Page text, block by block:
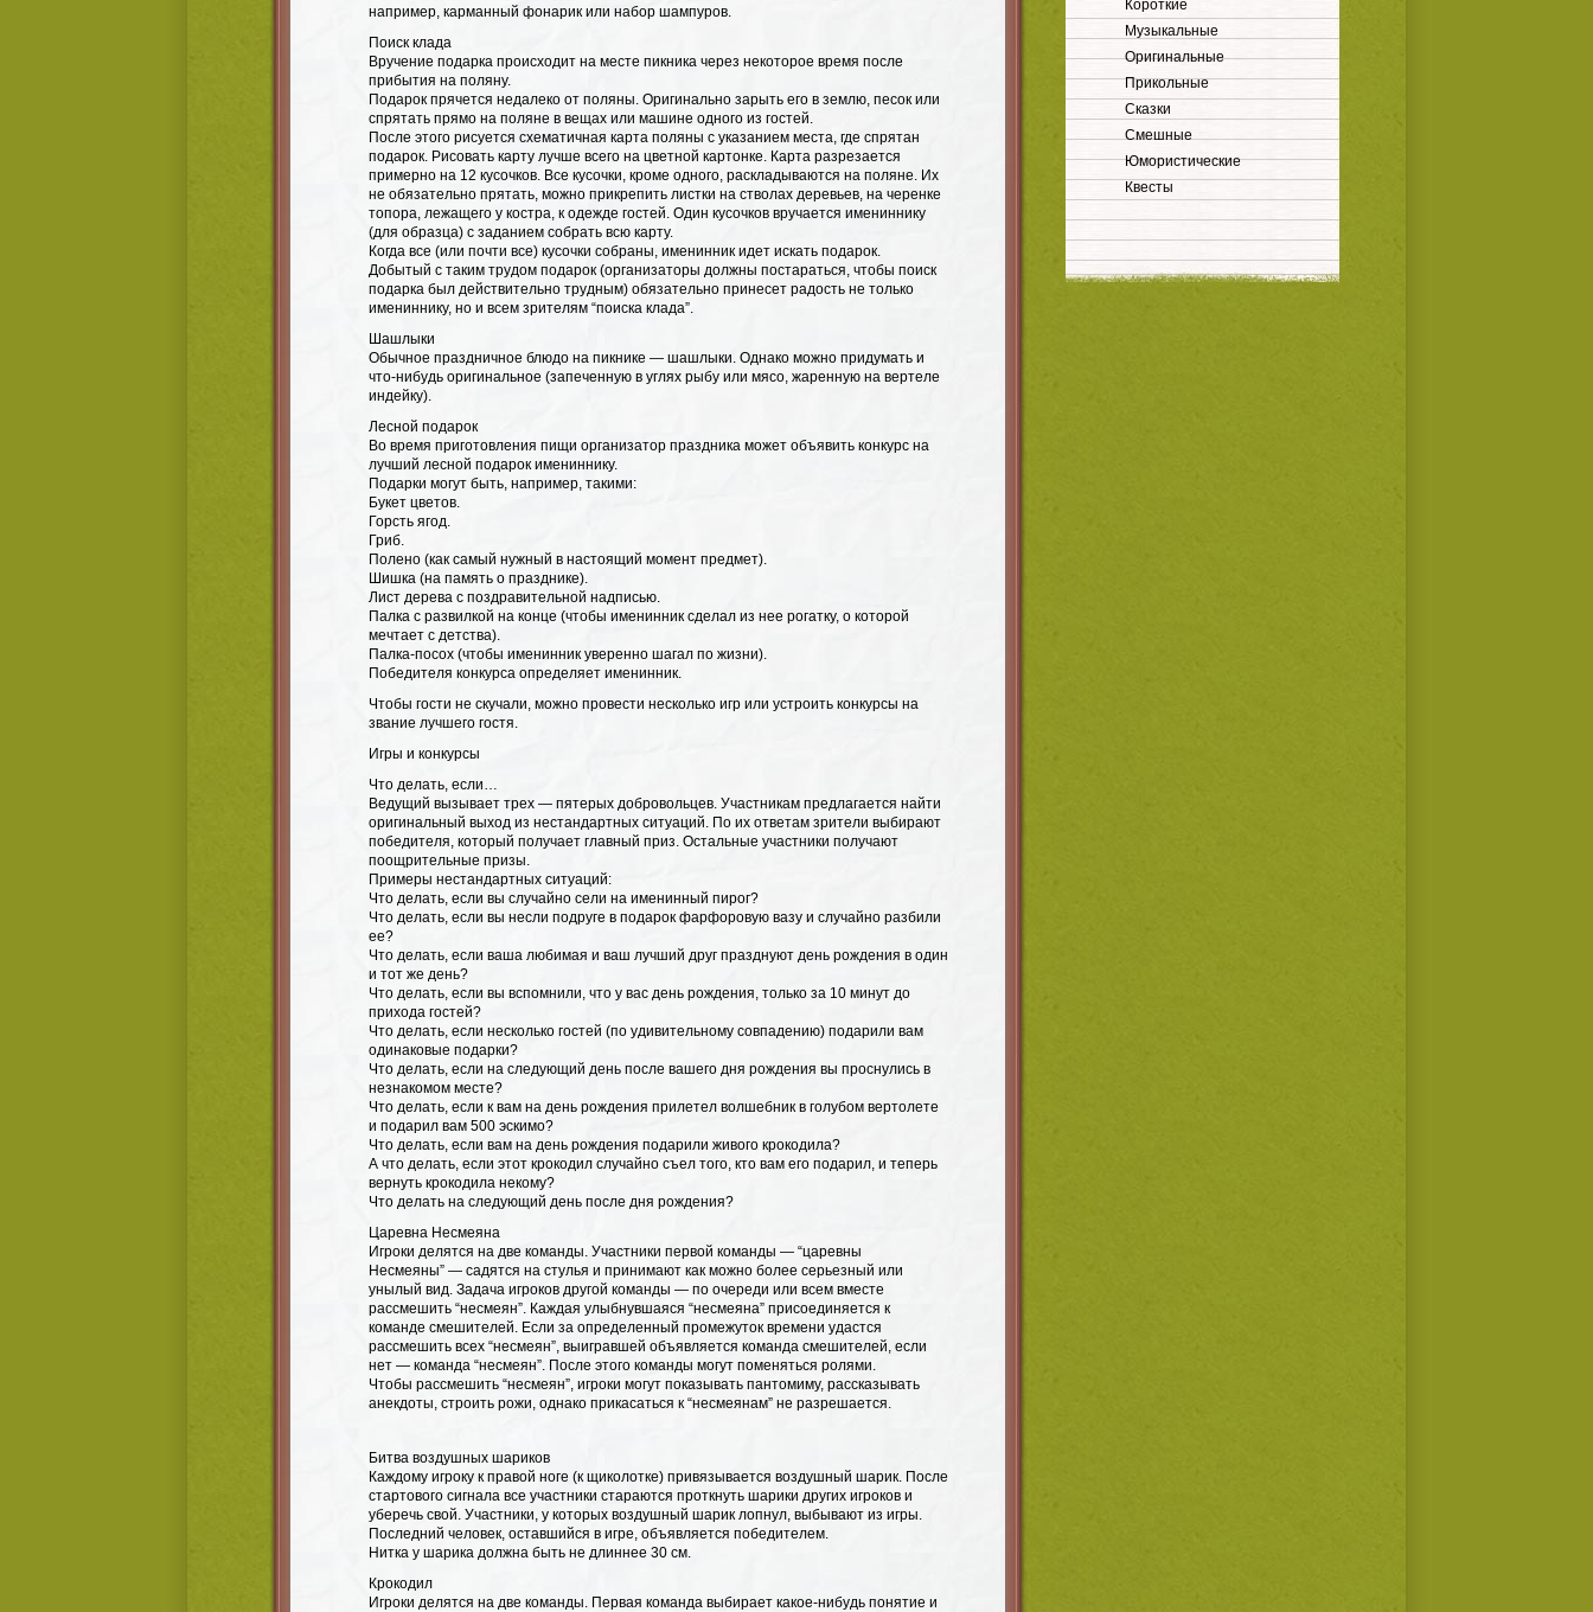
например, карманный фонарик или набор шампуров.
Поиск клада
Вручение подарка происходит на месте пикника через некоторое время после
прибытия на поляну.
Подарок прячется недалеко от поляны. Оригинально зарыть его в землю, песок или
спрятать прямо на поляне в вещах или машине одного из гостей.
После этого рисуется схематичная карта поляны с указанием места, где спрятан
подарок. Рисовать карту лучше всего на цветной картонке. Карта разрезается
примерно на 12 кусочков. Все кусочки, кроме одного, раскладываются на поляне. Их
не обязательно прятать, можно прикрепить листки на стволах деревьев, на черенке
топора, лежащего у костра, к одежде гостей. Один кусочков вручается имениннику
(для образца) с заданием собрать всю карту.
Когда все (или почти все) кусочки собраны, именинник идет искать подарок.
Добытый с таким трудом подарок (организаторы должны постараться, чтобы поиск
подарка был действительно трудным) обязательно принесет радость не только
имениннику, но и всем зрителям “поиска клада”.
Шашлыки
Обычное праздничное блюдо на пикнике — шашлыки. Однако можно придумать и
что-нибудь оригинальное (запеченную в углях рыбу или мясо, жаренную на вертеле
индейку).
Лесной подарок
Во время приготовления пищи организатор праздника может объявить конкурс на
лучший лесной подарок имениннику.
Подарки могут быть, например, такими:
Букет цветов.
Горсть ягод.
Гриб.
Полено (как самый нужный в настоящий момент предмет).
Шишка (на память о празднике).
Лист дерева с поздравительной надписью.
Палка с развилкой на конце (чтобы именинник сделал из нее рогатку, о которой
мечтает с детства).
Палка-посох (чтобы именинник уверенно шагал по жизни).
Победителя конкурса определяет именинник.
Чтобы гости не скучали, можно провести несколько игр или устроить конкурсы на
звание лучшего гостя.
Игры и конкурсы
Что делать, если…
Ведущий вызывает трех — пятерых добровольцев. Участникам предлагается найти
оригинальный выход из нестандартных ситуаций. По их ответам зрители выбирают
победителя, который получает главный приз. Остальные участники получают
поощрительные призы.
Примеры нестандартных ситуаций:
Что делать, если вы случайно сели на именинный пирог?
Что делать, если вы несли подруге в подарок фарфоровую вазу и случайно разбили
ее?
Что делать, если ваша любимая и ваш лучший друг празднуют день рождения в один
и тот же день?
Что делать, если вы вспомнили, что у вас день рождения, только за 10 минут до
прихода гостей?
Что делать, если несколько гостей (по удивительному совпадению) подарили вам
одинаковые подарки?
Что делать, если на следующий день после вашего дня рождения вы проснулись в
незнакомом месте?
Что делать, если к вам на день рождения прилетел волшебник в голубом вертолете
и подарил вам 500 эскимо?
Что делать, если вам на день рождения подарили живого крокодила?
А что делать, если этот крокодил случайно съел того, кто вам его подарил, и теперь
вернуть крокодила некому?
Что делать на следующий день после дня рождения?
Царевна Несмеяна
Игроки делятся на две команды. Участники первой команды — “царевны
Несмеяны” — садятся на стулья и принимают как можно более серьезный или
унылый вид. Задача игроков другой команды — по очереди или всем вместе
рассмешить “несмеян”. Каждая улыбнувшаяся “несмеяна” присоединяется к
команде смешителей. Если за определенный промежуток времени удастся
рассмешить всех “несмеян”, выигравшей объявляется команда смешителей, если
нет — команда “несмеян”. После этого команды могут поменяться ролями.
Чтобы рассмешить “несмеян”, игроки могут показывать пантомиму, рассказывать
анекдоты, строить рожи, однако прикасаться к “несмеянам” не разрешается.
Битва воздушных шариков
Каждому игроку к правой ноге (к щиколотке) привязывается воздушный шарик. После
стартового сигнала все участники стараются проткнуть шарики других игроков и
уберечь свой. Участники, у которых воздушный шарик лопнул, выбывают из игры.
Последний человек, оставшийся в игре, объявляется победителем.
Нитка у шарика должна быть не длиннее 30 см.
Крокодил
Игроки делятся на две команды. Первая команда выбирает какое-нибудь понятие и
Короткие
Музыкальные
Оригинальные
Прикольные
Сказки
Смешные
Юмористические
Квесты